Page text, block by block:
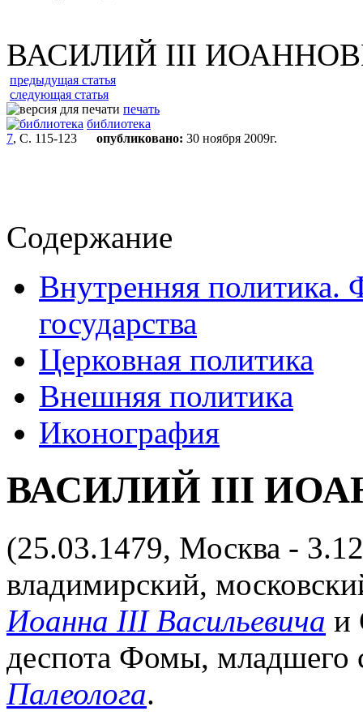
ВАСИЛИЙ III
предыдущая статья
следующая статья
печать
библиотека
7, С. 115-123 опубликовано: 30 ноября 2009г.
Содержание
Внутренняя политика.
государства
Церковная политика
Внешняя политика
Иконография
ВАСИЛИЙ III
(25.03.1479, Москва -
владимирский,
Иоанна III Васильевича и
деспота Фомы, младшего
Палеолога.